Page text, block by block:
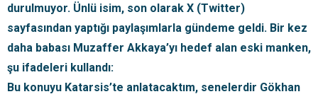
durulmuyor. Ünlü isim, son olarak X (Twitter)
sayfasından yaptığı paylaşımlarla gündeme geldi. Bir kez
daha babası Muzaffer Akkaya’yı hedef alan eski manken,
şu ifadeleri kullandı:
Bu konuyu Katarsis’te anlatacaktım, senelerdir Gökhan